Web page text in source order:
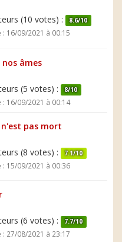
(10 votes) :
8.6/10
16/09/2021 à 00:15
âmes
(5 votes) :
8/10
16/09/2021 à 00:14
n'est pas mort
(8 votes) :
7.1/10
15/09/2021 à 00:36
(6 votes) :
7.7/10
27/08/2021 à 23:17